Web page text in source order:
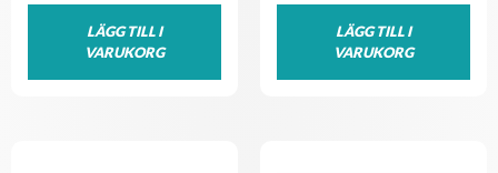
LÄGG TILL I
VARUKORG
LÄGG TILL I
VARUKORG